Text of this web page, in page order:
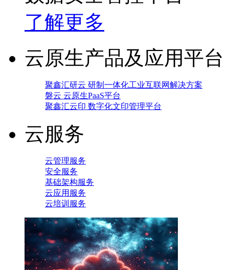
了解更多
云原生产品及应用平台
聚鑫汇研云 研制一体化工业互联网解决方案
磐云 云原生PaaS平台
聚鑫汇云印 数字化文印管理平台
云服务
云管理服务
安全服务
基础架构服务
云应用服务
云培训服务